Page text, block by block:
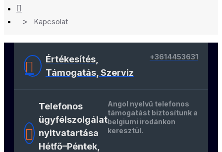
Kapcsolat
Értékesítés,
Támogatás, Szerviz
+3614453631
Telefonos
ügyfélszolgálat
nyitvatartása
Hétfő–Péntek,
Angol nyelvű telefonos
támogatást biztosítunk a
belgiumi irodánkon
keresztül.